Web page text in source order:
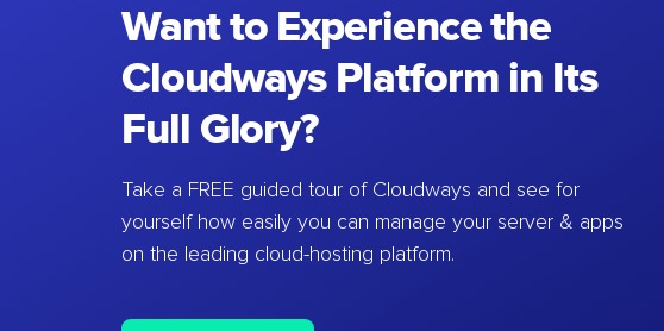
Want to Experience the
Cloudways Platform in Its
Full Glory?
Take a FREE guided tour of Cloudways and see for
yourself how easily you can manage your server & apps
on the leading cloud-hosting platform.